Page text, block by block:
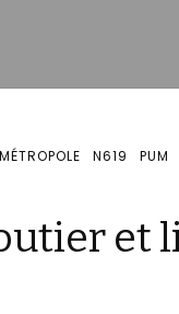
N619 PUM
et